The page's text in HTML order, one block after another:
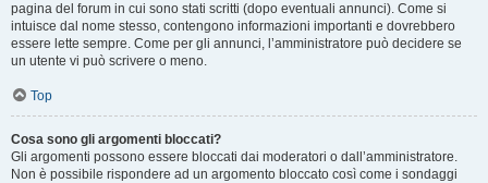
pagina del forum in cui sono stati scritti (dopo eventuali annunci). Come si
intuisce dal nome stesso, contengono informazioni importanti e dovrebbero
essere lette sempre. Come per gli annunci, l’amministratore può decidere se
un utente vi può scrivere o meno.
Top
Cosa sono gli argomenti bloccati?
Gli argomenti possono essere bloccati dai moderatori o dall’amministratore.
Non è possibile rispondere ad un argomento bloccato così come i sondaggi